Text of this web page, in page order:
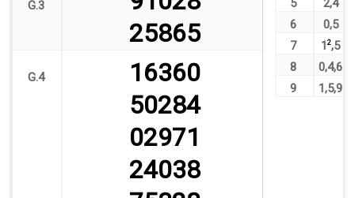
G.3
25865
G.4
16360
50284
02971
24038
5
2,4
6
0,5
7
12,5
8
0,4,6
9
1,5,9